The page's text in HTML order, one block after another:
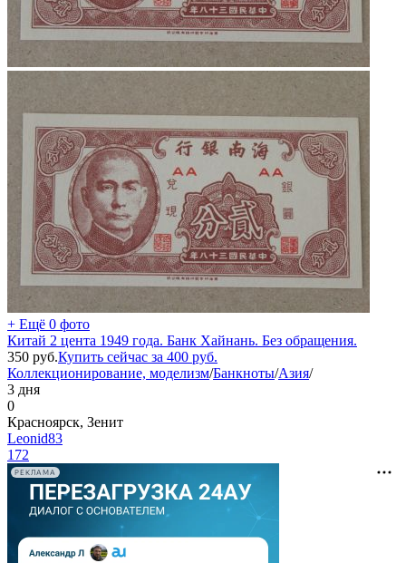
+ Ещё 0 фото
Китай 2 цента 1949 года. Банк Хайнань. Без обращения.
350 руб.Купить сейчас за 400 руб.
Коллекционирование, моделизм/Банкноты/Азия/
3 дня
0
Красноярск, Зенит
Leonid83
172
РЕКЛАМА